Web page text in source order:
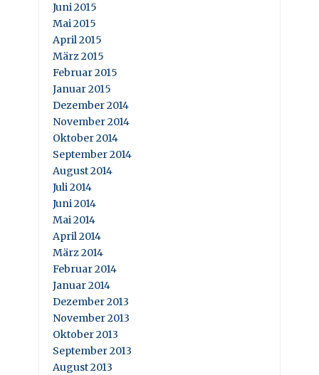
Juni 2015
Mai 2015
April 2015
März 2015
Februar 2015
Januar 2015
Dezember 2014
November 2014
Oktober 2014
September 2014
August 2014
Juli 2014
Juni 2014
Mai 2014
April 2014
März 2014
Februar 2014
Januar 2014
Dezember 2013
November 2013
Oktober 2013
September 2013
August 2013